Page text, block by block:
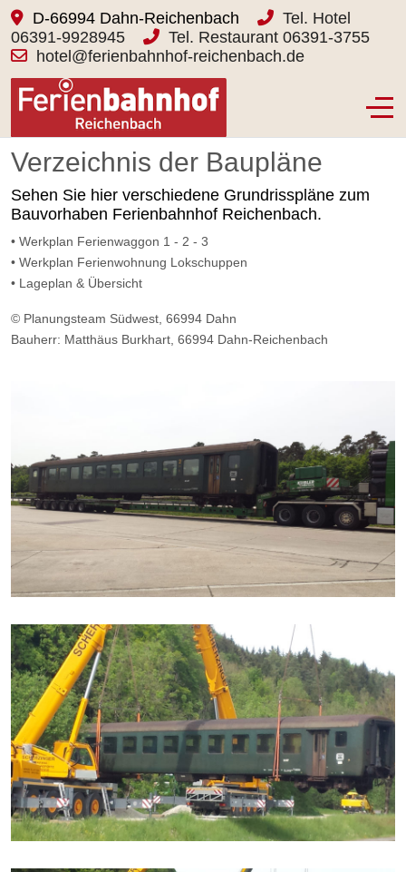
D-66994 Dahn-Reichenbach
Tel. Hotel
06391-9928945
Tel. Restaurant 06391-3755
hotel@ferienbahnhof-reichenbach.de
Off-
Verzeichnis der Baupläne
Sehen Sie hier verschiedene Grundrisspläne zum
Bauvorhaben Ferienbahnhof Reichenbach.
• Werkplan Ferienwaggon 1 - 2 - 3
• Werkplan Ferienwohnung Lokschuppen
• Lageplan & Übersicht
© Planungsteam Südwest, 66994 Dahn
Bauherr: Matthäus Burkhart, 66994 Dahn-Reichenbach